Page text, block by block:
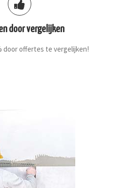
door vergelijken
door offertes te vergelijken!